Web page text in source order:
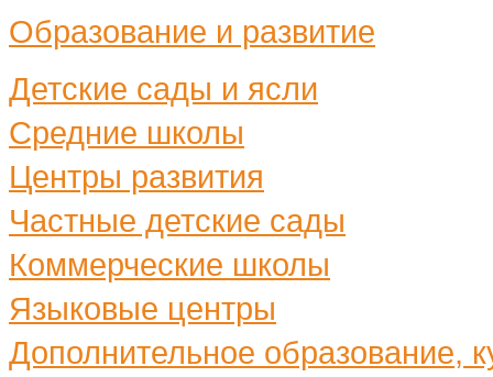
Образование и развитие
Детские сады и ясли
Средние школы
Центры развития
Частные детские сады
Коммерческие школы
Языковые центры
Дополнительное образование,